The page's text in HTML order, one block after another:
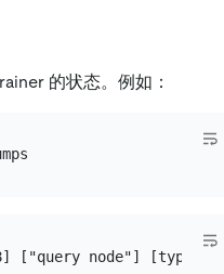
的状态。例如：